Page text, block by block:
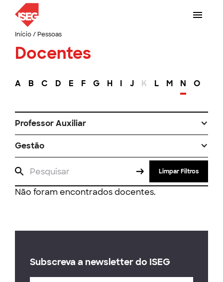
Início/ Pessoas
Docentes
A B C D E F G H I J K L M N O
Professor Auxiliar
Gestão
Limpar Filtros
Não foram encontrados docentes.
Subscreva a newsletter do ISEG